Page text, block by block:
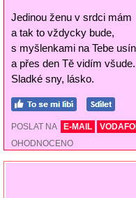
Jedinou ženu v srdci mám
a tak to vždycky bude,
s myšlenkami na Tebe
a přes den Tě vidím všude.
Sladké sny, lásko.
POSLAT NA E-MAIL
OHODNOCENO